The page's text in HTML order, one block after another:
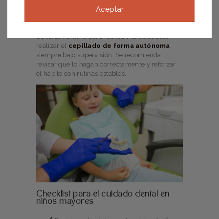
¿A qué edad pueden cepillarse
realizar el cepillado de forma autónoma
siempre bajo supervisión. Se recomienda
revisar que lo hagan correctamente y reforzar
el hábito con rutinas estables.
Checklist para el cuidado dental en
niños mayores
Aceptar